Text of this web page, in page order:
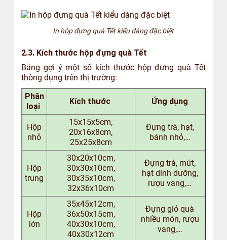
In hộp đựng quà Tết kiểu dáng đặc biệt
2.3. Kích thước hộp đựng quà Tết
Bảng gợi ý một số kích thước hộp đựng quà Tết
thông dụng trên thị trường:
Phân
loại
Kích thước Ứng dụng
Hộp
nhỏ
15x15x5cm,
20x16x8cm,
25x25x8cm
Đựng trà, hạt,
bánh nhỏ,…
Hộp
trung
30x20x10cm,
30x30x10cm,
30x35x10cm,
32x36x10cm
Đựng trà, mứt,
hạt dinh dưỡng,
rượu vang,…
Hộp
lớn
35x45x12cm,
36x50x15cm,
40x30x10cm,
40x30x12cm
Đựng giỏ quà
nhiều món, rượu
vang,…